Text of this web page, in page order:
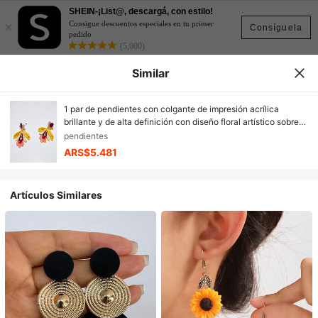
Consíguela
×
SHEIN-¡List@, descargá, con estilo!
Consigue descuentos especiales en tu primer
pedido
(5,000)
Similar
1 par de pendientes con colgante de impresión acrílica
brillante y de alta definición con diseño floral artístico sobre
fondo amarillo, adecuado para vestidos femeninos o
atuendos casuales dulces, accesorio de joyería versátil para
uso diario, vacaciones o regalo durante todo el año
pendientes
ARS$5.481
Artículos Similares